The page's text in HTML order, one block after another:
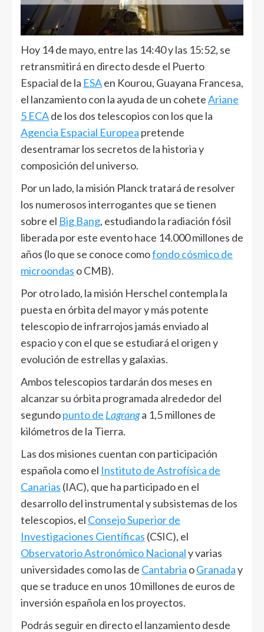
Hoy 14 de mayo, entre las 14:40 y las 15:52, se
retransmitirá en directo desde el Puerto
Espacial de la ESAen Kourou, Guayana Francesa,
el lanzamiento con la ayuda de un coheteAriane
5 ECAde los dos telescopios con los que la
Agencia Espacial Europea pretende
desentramar los secretos de la historia y
composición del universo.
Por un lado, la misión Planck tratará de resolver
los numerosos interrogantes que se tienen
sobre el Big Bang, estudiando la radiación fósil
liberada por este evento hace 14.000 millones de
años (lo que se conoce comofondo cósmico de
microondas o CMB).
Por otro lado, la misión Herschel contempla la
puesta en órbita del mayor y más potente
telescopio de infrarrojos jamás enviado al
espacio y con el que se estudiará el origen y
evolución de estrellas y galaxias.
Ambos telescopios tardarán dos meses en
alcanzar su órbita programada alrededor del
segundopunto de Lagranga 1,5 millones de
kilómetros de la Tierra.
Las dos misiones cuentan con participación
española como el Instituto de Astrofísica de
Canarias (IAC), que ha participado en el
desarrollo del instrumental y subsistemas de los
telescopios, el Consejo Superior de
Investigaciones Científicas (CSIC), el
Observatorio Astronómico Nacionaly varias
universidades como las de Cantabria oGranaday
que se traduce en unos 10 millones de euros de
inversión española en los proyectos.
Podrás seguir en directo el lanzamiento desde